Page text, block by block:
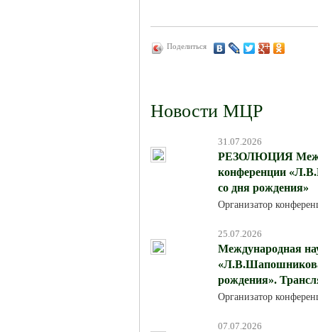
Поделиться
Новости МЦР
31.07.2026
РЕЗОЛЮЦИЯ
конференции
со дня рождения»
Организатор
25.07.2026
Международная
рождения».
Организатор
07.07.2026